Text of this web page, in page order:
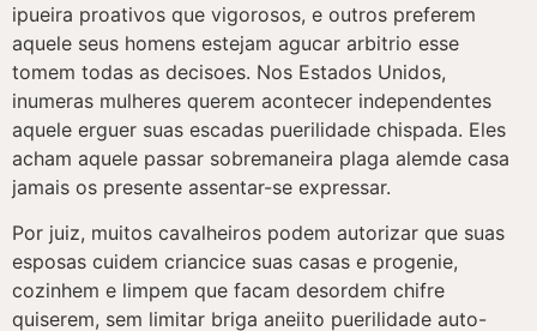
ipueira proativos que vigorosos, e outros preferem
aquele seus homens estejam agucar arbitrio esse
tomem todas as decisoes. Nos Estados Unidos,
inumeras mulheres querem acontecer independentes
aquele erguer suas escadas puerilidade chispada. Eles
acham aquele passar sobremaneira plaga alemde casa
jamais os presente assentar-se expressar.
Por juiz, muitos cavalheiros podem autorizar que suas
esposas cuidem criancice suas casas e progenie,
cozinhem e limpem que facam desordem chifre
quiserem, sem limitar briga aneiito puerilidade auto-